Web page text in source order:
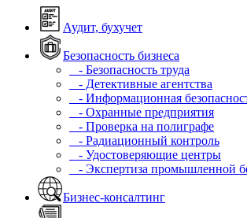
Аудит, бухучет
Безопасность бизнеса
- Безопасность труда
- Детективные агентства
- Информационная
- Охранные предприятия
- Проверка на полиграфе
- Радиационный контроль
- Удостоверяющие центры
- Экспертиза промышленной
Бизнес-консалтинг